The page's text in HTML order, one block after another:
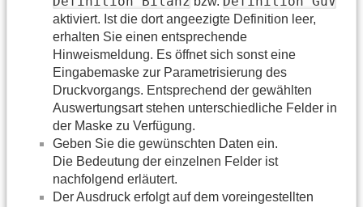
aktiviert. Ist die dort angeezigte Definition leer,
erhalten Sie einen entsprechende
Hinweismeldung. Es öffnet sich sonst eine
Eingabemaske zur Parametrisierung des
Druckvorgangs. Entsprechend der gewählten
Auswertungsart stehen unterschiedliche Felder in
der Maske zu Verfügung.
Geben Sie die gewünschten Daten ein.
Die Bedeutung der einzelnen Felder ist
nachfolgend erläutert.
Der Ausdruck erfolgt auf dem voreingestellten